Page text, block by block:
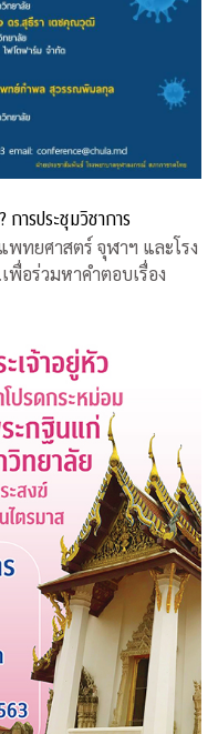
การประชุมวิชาการ
ทยศาสตร์ จุฬาฯ และโรง
พื่อร่วมหาคำตอบเรื่อง